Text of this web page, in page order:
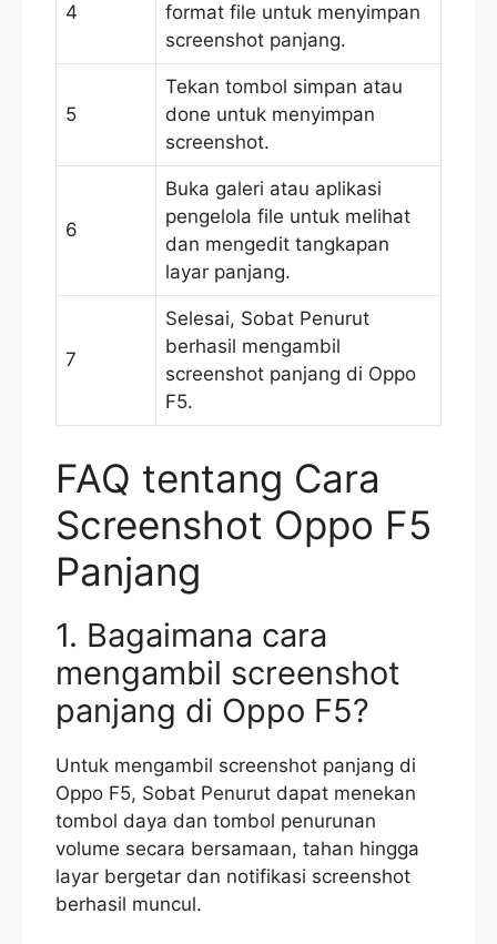
4
format file untuk menyimpan
screenshot panjang.
5
Tekan tombol simpan atau
done untuk menyimpan
screenshot.
6
Buka galeri atau aplikasi
pengelola file untuk melihat
dan mengedit tangkapan
layar panjang.
7
Selesai, Sobat Penurut
berhasil mengambil
screenshot panjang di Oppo
F5.
FAQ tentang Cara
Screenshot Oppo F5
Panjang
1. Bagaimana cara
mengambil screenshot
panjang di Oppo F5?
Untuk mengambil screenshot panjang di
Oppo F5, Sobat Penurut dapat menekan
tombol daya dan tombol penurunan
volume secara bersamaan, tahan hingga
layar bergetar dan notifikasi screenshot
berhasil muncul.